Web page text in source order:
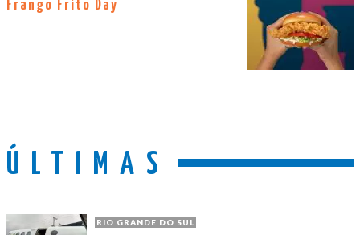
Frango Frito Day
ÚLTIMAS
RIO GRANDE DO SUL